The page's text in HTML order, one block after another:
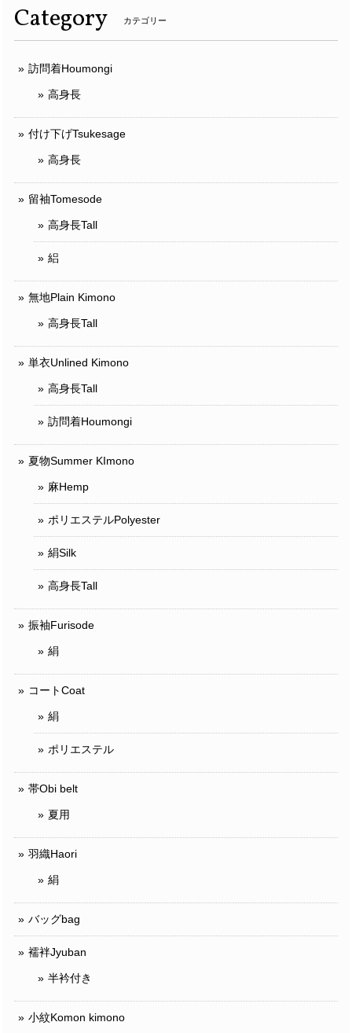
Category カテゴリー
訪問着Houmongi
高身長
付け下げTsukesage
高身長
留袖Tomesode
高身長Tall
絽
無地Plain Kimono
高身長Tall
単衣Unlined Kimono
高身長Tall
訪問着Houmongi
夏物Summer KImono
麻Hemp
ポリエステルPolyester
絹Silk
高身長Tall
振袖Furisode
絹
コートCoat
絹
ポリエステル
帯Obi belt
夏用
羽織Haori
絹
バッグbag
襦袢Jyuban
半衿付き
小紋Komon kimono